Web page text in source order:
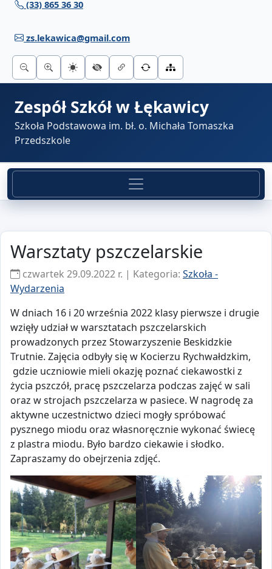
Przejdź do treści
(33) 865 36 30
zs.lekawica@gmail.com
Zespół Szkół w Łękawicy
Szkoła Podstawowa im. bł. o. Michała Tomaszka
Przedszkole
Warsztaty pszczelarskie
czwartek 29.09.2022 r. | Kategoria: Szkoła -
Wydarzenia
W dniach 16 i 20 września 2022 klasy pierwsze i drugie
wzięły udział w warsztatach pszczelarskich
prowadzonych przez Stowarzyszenie Beskidzkie
Trutnie. Zajęcia odbyły się w Kocierzu Rychwałdzkim,
gdzie uczniowie mieli okazję poznać ciekawostki z
życia pszczół, pracę pszczelarza podczas zajęć w sali
oraz w strojach pszczelarza w pasiece. W nagrodę za
aktywne uczestnictwo dzieci mogły spróbować
pysznego miodu oraz własnoręcznie wykonać świecę
z plastra miodu. Było bardzo ciekawie i słodko.
Zapraszamy do obejrzenia zdjęć.